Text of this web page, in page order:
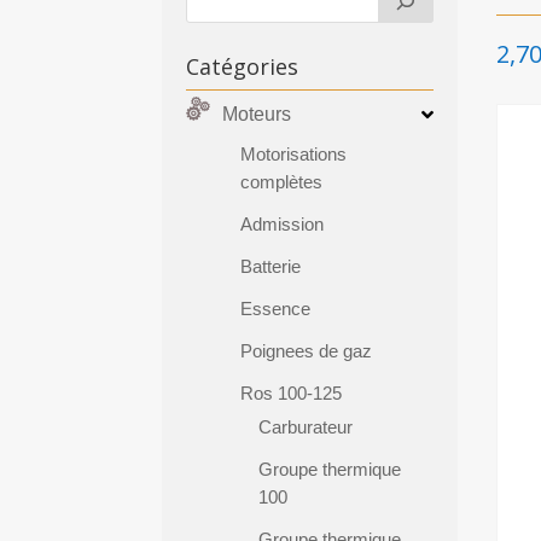
Catégories
Moteurs
Motorisations
complètes
Admission
Batterie
Essence
Poignees de gaz
Ros 100-125
Carburateur
Groupe thermique
100
2,70